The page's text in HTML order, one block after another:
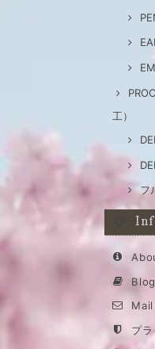
工）
フ
Blog
Mail
プ